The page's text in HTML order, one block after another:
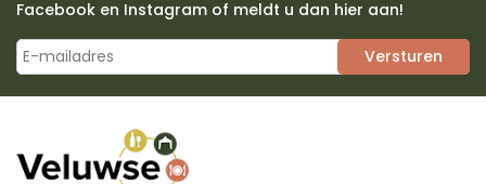
Facebook en Instagram of meldt u dan hier aan!
Versturen